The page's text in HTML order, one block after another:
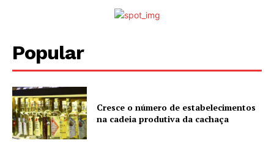
Popular
Cresce o número de estabelecimentos
na cadeia produtiva da cachaça